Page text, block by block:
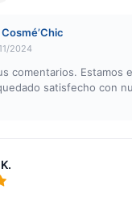
2024
comentarios. Estamos
satisfecho con